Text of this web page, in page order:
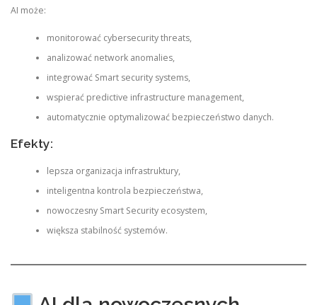
AI może:
monitorować cybersecurity threats,
analizować network anomalies,
integrować Smart security systems,
wspierać predictive infrastructure management,
automatycznie optymalizować bezpieczeństwo danych.
Efekty:
lepsza organizacja infrastruktury,
inteligentna kontrola bezpieczeństwa,
nowoczesny Smart Security ecosystem,
większa stabilność systemów.